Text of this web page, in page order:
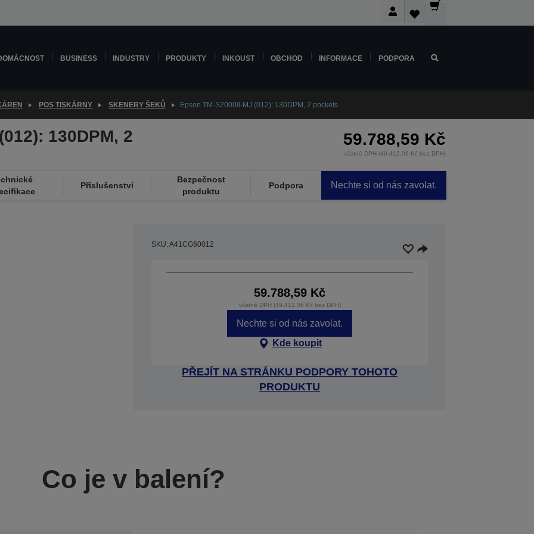
BUSINESS INDUSTRY PRODUKTY INKOUST OBCHOD INFORMACE PODPORA
POS TISKÁRNY SKENERY ŠEKŮ Epson TM-S2000II-MJ (012): 130DPM, 2 pockets
130DPM, 2 59.788,59 Kč
včetně DPH (49.412,06 Kč bez DPH)
Příslušenství
Bezpečnost
produktu
Podpora Nechte si od nás zavolat.
SKU: A41CG60012
59.788,59 Kč
včetně DPH (49.412,06 Kč bez DPH)
Nechte si od nás zavolat.
Kde koupit
PŘEJÍT NA STRÁNKU PODPORY TOHOTO
PRODUKTU
Co je v balení?